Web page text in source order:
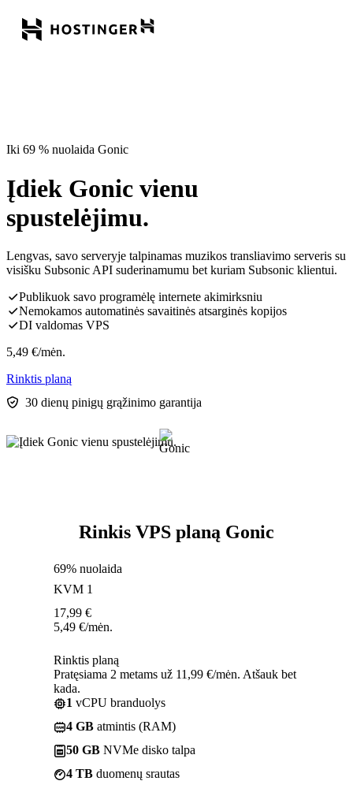
Iki 69 % nuolaida Gonic
Įdiek Gonic vienu
spustelėjimu.
Lengvas, savo serveryje talpinamas muzikos transliavimo serveris su
visišku Subsonic API suderinamumu bet kuriam Subsonic klientui.
Publikuok savo programėlę internete akimirksniu
Nemokamos automatinės savaitinės atsarginės kopijos
DI valdomas VPS
5,49 €/mėn.
Rinktis planą
30 dienų pinigų grąžinimo garantija
Rinkis VPS planą Gonic
69% nuolaida
KVM 1
17,99 €
5,49 €/mėn.
Rinktis planą
Pratęsiama 2 metams už 11,99 €/mėn. Atšauk bet
kada.
1 vCPU branduolys
4 GB atmintis (RAM)
50 GB NVMe disko talpa
4 TB duomenų srautas